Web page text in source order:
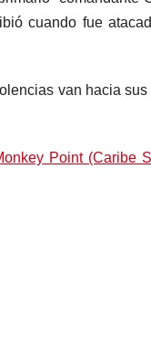
cuando fue
van hacia sus
Point (Caribe